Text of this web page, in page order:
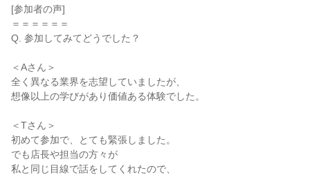
[参加者の声]
＝＝＝＝＝＝
Q. 参加してみてどうでした？
＜Aさん＞
全く異なる業界を志望していましたが、
想像以上の学びがあり価値ある体験でした。
＜Tさん＞
初めて参加で、とても緊張しました。
でも店長や担当の方々が
私と同じ目線で話をしてくれたので、